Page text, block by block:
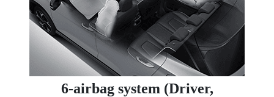
6-airbag system (Driver,